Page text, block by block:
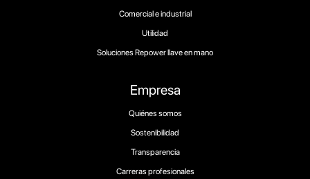
Empresa
Quiénes somos
Sostenibilidad
Transparencia
Carreras profesionales
Comercial e industrial
Utilidad
Soluciones Repower llave en mano